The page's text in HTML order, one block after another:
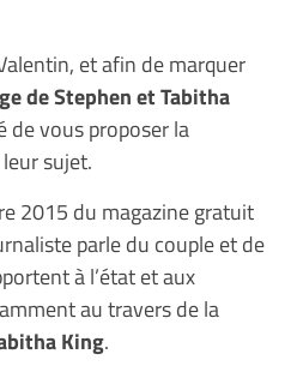
et afin de marquer
de Stephen et Tabitha
de vous proposer la
sujet.
2015 du magazine gratuit
parle du couple et de
à l’état et aux
au travers de la
King.